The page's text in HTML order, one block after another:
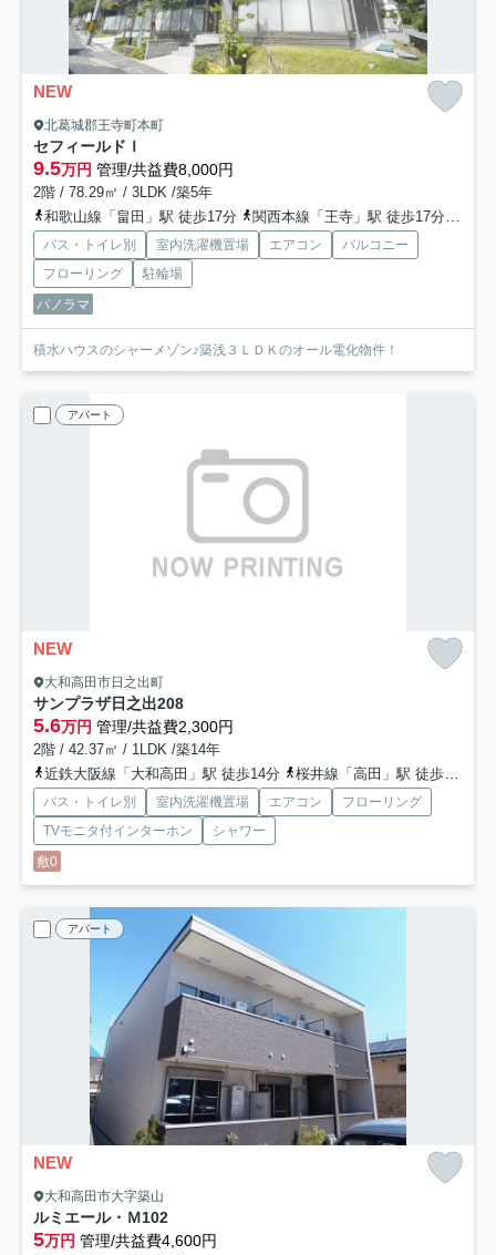
NEW
北葛城郡王寺町本町
セフィールドＩ
9.5万円 管理/共益費8,000円
2階 / 78.29㎡ / 3LDK /築5年
和歌山線「畠田」駅 徒歩17分
関西本線「王寺」駅 徒歩17分
バス・トイレ別 室内洗濯機置場 エアコン
バルコニー
フローリング
駐輪場
パノラマ
積水ハウスのシャーメゾン♪築浅３ＬＤＫのオール電化物件！
アパート
NEW
大和高田市日之出町
サンプラザ日之出208
5.6万円 管理/共益費2,300円
2階 / 42.37㎡ / 1LDK /築14年
近鉄大阪線「大和高田」駅 徒歩14分
桜井線「高田」駅 徒歩16分
バス・トイレ別 室内洗濯機置場 エアコン
フローリング
TVモニタ付インターホン
シャワー
敷0
アパート
NEW
大和高田市大字築山
ルミエール・Ｍ102
5万円 管理/共益費4,600円